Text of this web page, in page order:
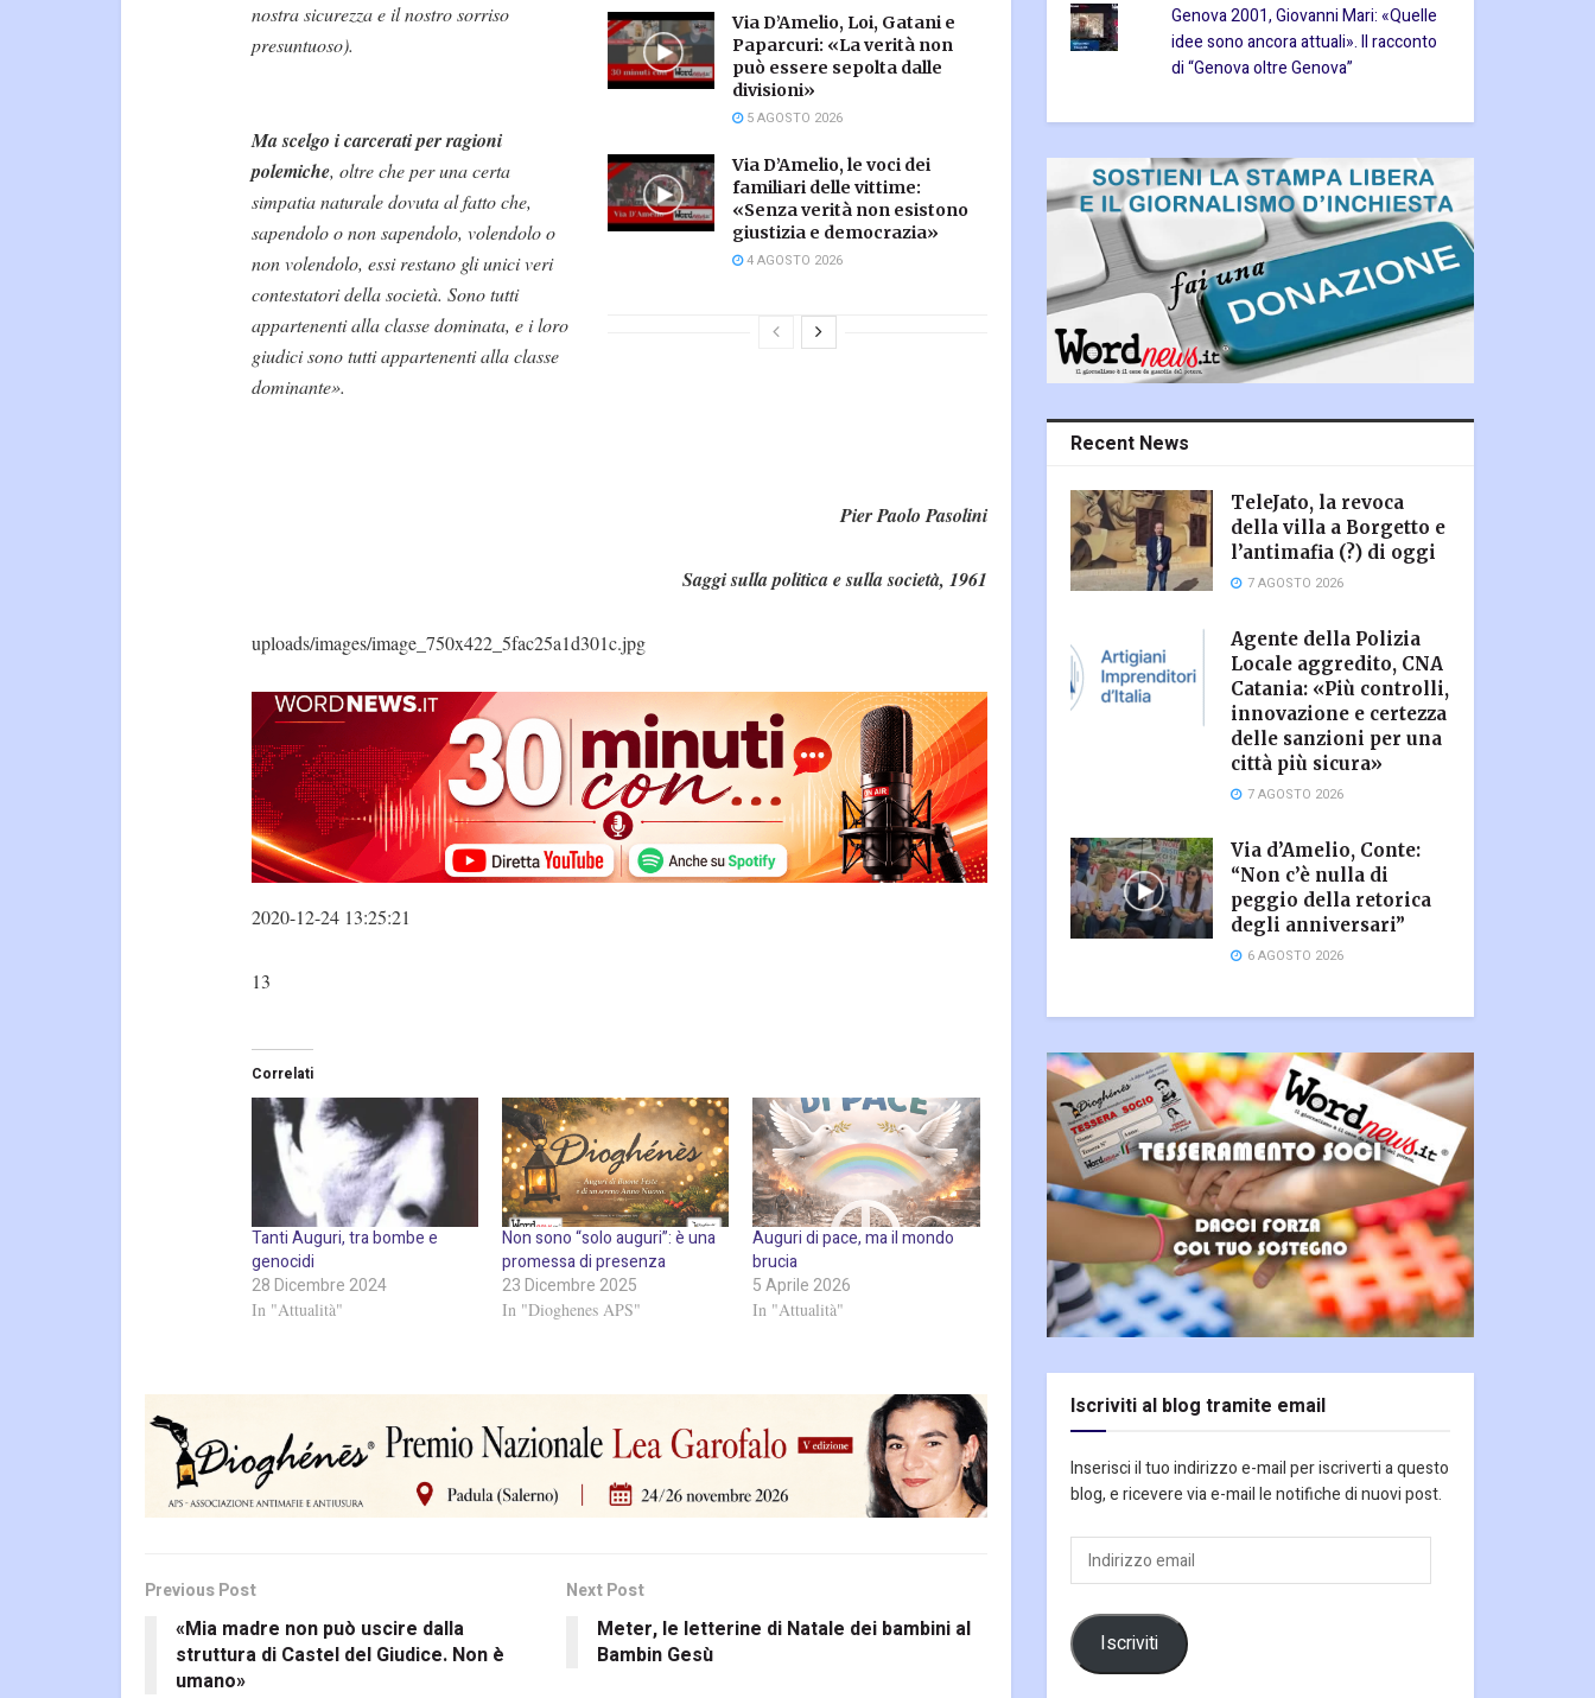
Via D’Amelio, Loi, Gatani e
Paparcuri: «La verità non
può essere sepolta dalle
divisioni»
5 AGOSTO 2026
Via D’Amelio, le voci dei
familiari delle vittime:
«Senza verità non esistono
giustizia e democrazia»
4 AGOSTO 2026
nostra sicurezza e il nostro sorriso
presuntuoso).
Ma scelgo i carcerati per ragioni
polemiche, oltre che per una certa
simpatia naturale dovuta al fatto che,
sapendolo o non sapendolo, volendolo o
non volendolo, essi restano gli unici veri
contestatori della società. Sono tutti
appartenenti alla classe dominata, e i loro
giudici sono tutti appartenenti alla classe
dominante».
Pier Paolo Pasolini
Saggi sulla politica e sulla società, 1961
uploads/images/image_750x422_5fac25a1d301c.jpg
2020-12-24 13:25:21
13
Correlati
Tanti Auguri, tra bombe e
genocidi
28 Dicembre 2024
In "Attualità"
Non sono “solo auguri”: è una
promessa di presenza
23 Dicembre 2025
In "Dioghenes APS"
Auguri di pace, ma il mondo
brucia
5 Aprile 2026
In "Attualità"
Previous Post
«Mia madre non può uscire dalla
struttura di Castel del Giudice. Non è
umano»
Next Post
Meter, le letterine di Natale dei bambini al
Bambin Gesù
Genova 2001, Giovanni Mari: «Quelle
idee sono ancora attuali». Il racconto
di “Genova oltre Genova”
Recent News
TeleJato, la revoca
della villa a Borgetto e
l’antimafia (?) di oggi
7 AGOSTO 2026
Agente della Polizia
Locale aggredito, CNA
Catania: «Più controlli,
innovazione e certezza
delle sanzioni per una
città più sicura»
7 AGOSTO 2026
Via d’Amelio, Conte:
“Non c’è nulla di
peggio della retorica
degli anniversari”
6 AGOSTO 2026
Iscriviti al blog tramite email
Inserisci il tuo indirizzo e-mail per iscriverti a questo
blog, e ricevere via e-mail le notifiche di nuovi post.
Indirizzo
email
Iscriviti